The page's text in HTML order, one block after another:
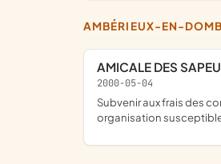
AMBÉRIEUX-EN-
AMICALE DES
2000-05-04
subvenir aux frais des concours et fêtes ayant pour but le perfectionnement et l'instruction technique et sportive du Corps, ainsi qu'aux frais qui peuvent résulter de toute
organisation susceptible